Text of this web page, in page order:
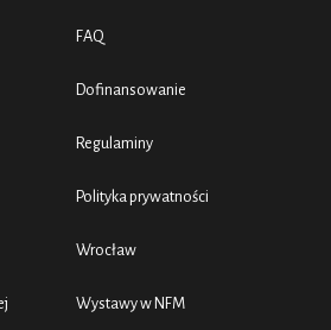
FAQ
Dofinansowanie
Regulaminy
Polityka prywatności
Wrocław
Wystawy w NFM